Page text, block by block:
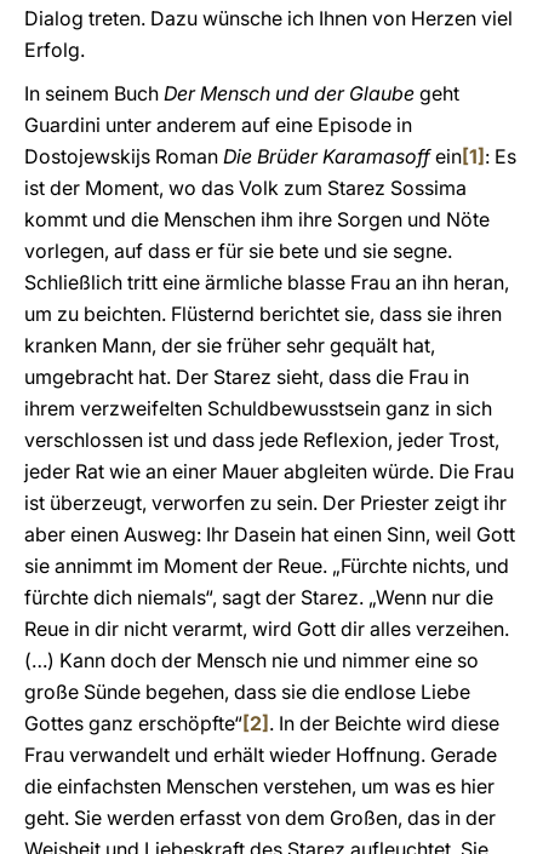
Dialog treten. Dazu wünsche ich Ihnen von Herzen viel
Erfolg.
In seinem Buch Der Mensch und der Glaube geht
Guardini unter anderem auf eine Episode in
Dostojewskijs Roman Die Brüder Karamasoffein[1] : Es
ist der Moment, wo das Volk zum Starez Sossima
kommt und die Menschen ihm ihre Sorgen und Nöte
vorlegen, auf dass er für sie bete und sie segne.
Schließlich tritt eine ärmliche blasse Frau an ihn heran,
um zu beichten. Flüsternd berichtet sie, dass sie ihren
kranken Mann, der sie früher sehr gequält hat,
umgebracht hat. Der Starez sieht, dass die Frau in
ihrem verzweifelten Schuldbewusstsein ganz in sich
verschlossen ist und dass jede Reflexion, jeder Trost,
jeder Rat wie an einer Mauer abgleiten würde. Die Frau
ist überzeugt, verworfen zu sein. Der Priester zeigt ihr
aber einen Ausweg: Ihr Dasein hat einen Sinn, weil Gott
sie annimmt im Moment der Reue. „Fürchte nichts, und
fürchte dich niemals“, sagt der Starez. „Wenn nur die
Reue in dir nicht verarmt, wird Gott dir alles verzeihen.
(…) Kann doch der Mensch nie und nimmer eine so
große Sünde begehen, dass sie die endlose Liebe
Gottes ganz erschöpfte“[2] . In der Beichte wird diese
Frau verwandelt und erhält wieder Hoffnung. Gerade
die einfachsten Menschen verstehen, um was es hier
geht. Sie werden erfasst von dem Großen, das in der
Weisheit und Liebeskraft des Starez aufleuchtet. Sie